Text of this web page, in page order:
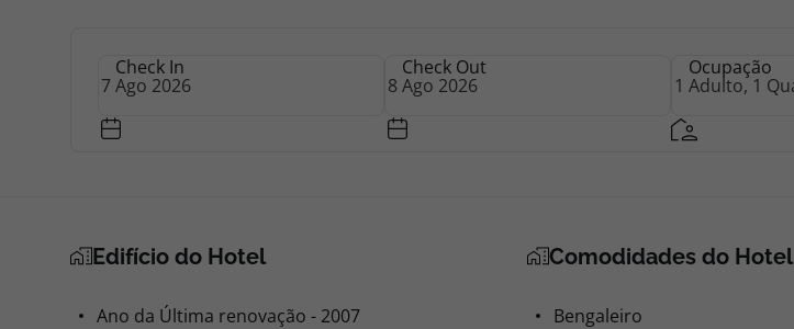
Check In Check Out Ocupação
Edifício do Hotel
Ano da Última renovação - 2007
Comodidades do Hotel
Bengaleiro